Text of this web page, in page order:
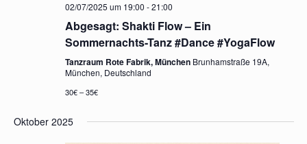
02/07/2025 um 19:00 -21:00
Abgesagt: Shakti Flow – Ein
Sommernachts-Tanz #Dance #YogaFlow
Tanzraum Rote Fabrik, München Brunhamstraße 19A,
München, Deutschland
30€ – 35€
Oktober 2025